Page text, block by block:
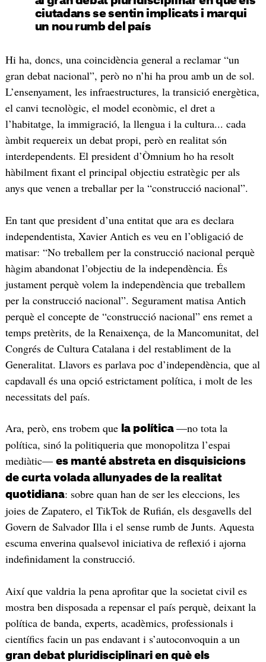
ciutadans se sentin implicats i marqui
un nou rumb del país
Hi ha, doncs, una coincidència general a reclamar “un
gran debat nacional”, però no n’hi ha prou amb un de sol.
L’ensenyament, les infraestructures, la transició energètica,
el canvi tecnològic, el model econòmic, el dret a
l’habitatge, la immigració, la llengua i la cultura... cada
àmbit requereix un debat propi, però en realitat són
interdependents. El president d’Òmnium ho ha resolt
hàbilment fixant el principal objectiu estratègic per als
anys que venen a treballar per la “construcció nacional”.
En tant que president d’una entitat que ara es declara
independentista, Xavier Antich es veu en l’obligació de
matisar: “No treballem per la construcció nacional perquè
hàgim abandonat l’objectiu de la independència. És
justament perquè volem la independència que treballem
per la construcció nacional”. Segurament matisa Antich
perquè el concepte de “construcció nacional” ens remet a
temps pretèrits, de la Renaixença, de la Mancomunitat, del
Congrés de Cultura Catalana i del restabliment de la
Generalitat. Llavors es parlava poc d’independència, que al
capdavall és una opció estrictament política, i molt de les
necessitats del país.
Ara, però, ens trobem que la política —no tota la
política, sinó la politiqueria que monopolitza l’espai
mediàtic— es manté abstreta en disquisicions
de curta volada allunyades de la realitat
quotidiana: sobre quan han de ser les eleccions, les
joies de Zapatero, el TikTok de Rufián, els desgavells del
Govern de Salvador Illa i el sense rumb de Junts. Aquesta
escuma enverina qualsevol iniciativa de reflexió i ajorna
indefinidament la construcció.
Així que valdria la pena aprofitar que la societat civil es
mostra ben disposada a repensar el país perquè, deixant la
política de banda, experts, acadèmics, professionals i
científics facin un pas endavant i s’autoconvoquin a un
gran debat pluridisciplinari en què els